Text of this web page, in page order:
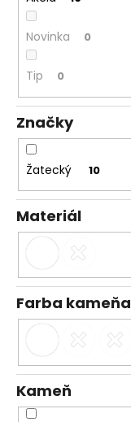
Novinka 0
Tip 0
Značky
Žatecký 10
Materiál
Farba kameňa
Kameň
O
d
o
r
ú
a
m
e